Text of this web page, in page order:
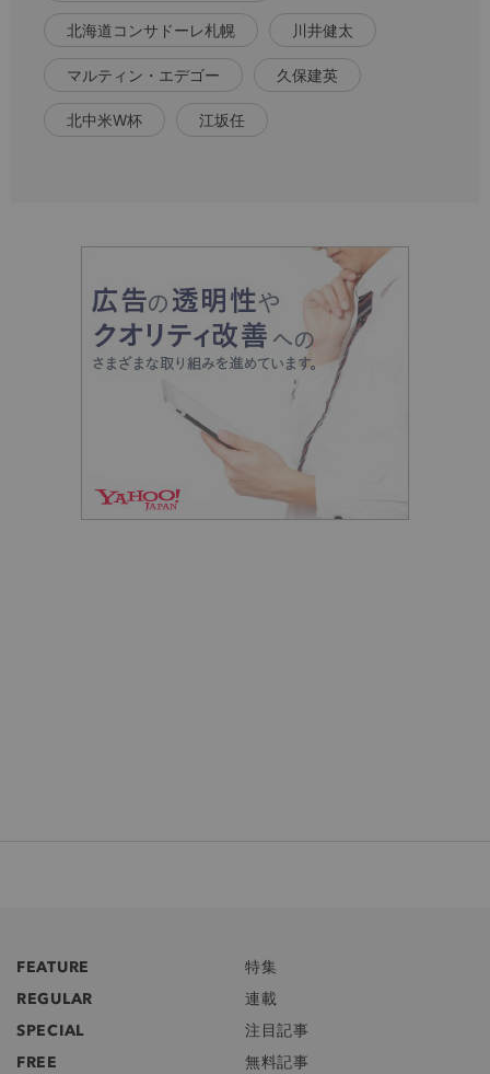
北海道コンサドーレ札幌 川井健太
マルティン・エデゴー 久保建英
北中米W杯 江坂任
FEATURE
特集
REGULAR
連載
SPECIAL
注目記事
FREE
無料記事